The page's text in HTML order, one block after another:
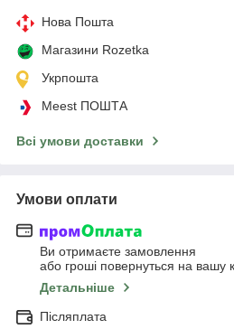
Нова Пошта
Магазини Rozetka
Укрпошта
Meest ПОШТА
Всі умови доставки
Умови оплати
Ви отримаєте замовлення
або гроші повернуться на вашу
Детальніше
Післяплата